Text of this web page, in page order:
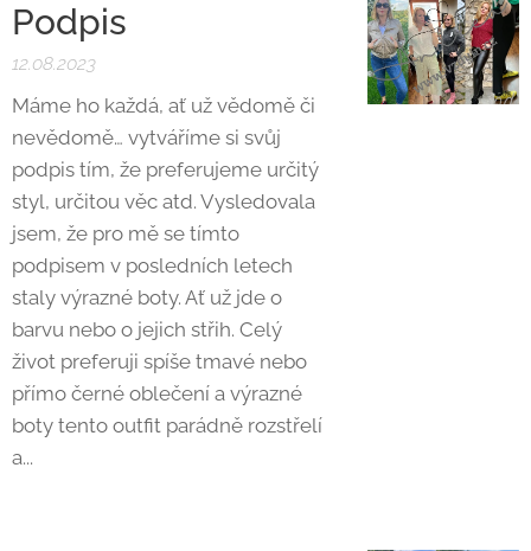
Podpis
12.08.2023
Máme ho každá, ať už vědomě či
nevědomě… vytváříme si svůj
podpis tím, že preferujeme určitý
styl, určitou věc atd. Vysledovala
jsem, že pro mě se tímto
podpisem v posledních letech
staly výrazné boty. Ať už jde o
barvu nebo o jejich střih. Celý
život preferuji spíše tmavé nebo
přímo černé oblečení a výrazné
boty tento outfit parádně rozstřelí
a...